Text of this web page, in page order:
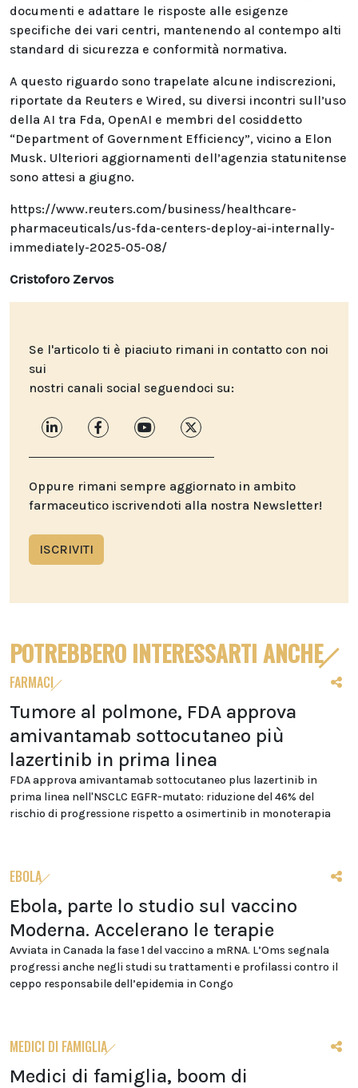
documenti e adattare le risposte alle esigenze
specifiche dei vari centri, mantenendo al contempo alti
standard di sicurezza e conformità normativa.
A questo riguardo sono trapelate alcune indiscrezioni,
riportate da Reuters e Wired, su diversi incontri sull’uso
della AI tra Fda, OpenAI e membri del cosiddetto
“Department of Government Efficiency”, vicino a Elon
Musk. Ulteriori aggiornamenti dell’agenzia statunitense
sono attesi a giugno.
https://www.reuters.com/business/healthcare-
pharmaceuticals/us-fda-centers-deploy-ai-internally-
immediately-2025-05-08/
Cristoforo Zervos
Se l'articolo ti è piaciuto rimani in contatto con noi
sui
nostri canali social seguendoci su:
Oppure rimani sempre aggiornato in ambito
farmaceutico iscrivendoti alla nostra Newsletter!
ISCRIVITI
POTREBBERO INTERESSARTI ANCHE
FARMACI
Tumore al polmone, FDA approva
amivantamab sottocutaneo più
lazertinib in prima linea
FDA approva amivantamab sottocutaneo plus lazertinib in
prima linea nell'NSCLC EGFR-mutato: riduzione del 46% del
rischio di progressione rispetto a osimertinib in monoterapia
EBOLA
Ebola, parte lo studio sul vaccino
Moderna. Accelerano le terapie
Avviata in Canada la fase 1 del vaccino a mRNA. L’Oms segnala
progressi anche negli studi su trattamenti e profilassi contro il
ceppo responsabile dell’epidemia in Congo
MEDICI DI FAMIGLIA
Medici di famiglia, boom di